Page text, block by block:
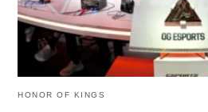
HONOR OF KINGS